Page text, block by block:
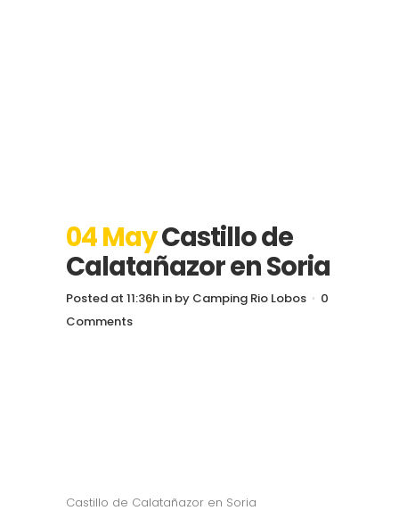
04 MayCastillo de
Calatañazor en Soria
Posted at 11:36h in by Camping Rio Lobos
0
Comments
Castillo de Calatañazor en Soria